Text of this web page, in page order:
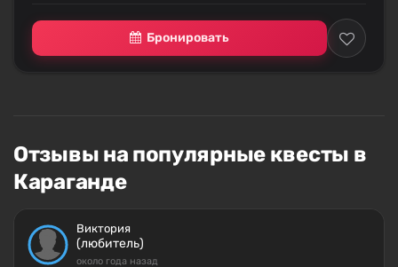
Бронировать
Отзывы на популярные квесты в
Караганде
Виктория
(любитель)
около года назад